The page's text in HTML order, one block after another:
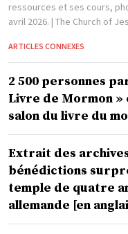
ressources et ses cours,
avril 2026. | The Church of
ARTICLES CONNEXES
2 500 personnes
Livre de Mormon »
salon du livre du
Extrait des
bénédictions
temple de quatre
allemande [en